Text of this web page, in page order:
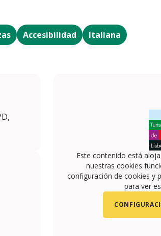
Accesibilidad Italiana
Este contenido está
nuestras cookies
configuración de cookies y
para ver